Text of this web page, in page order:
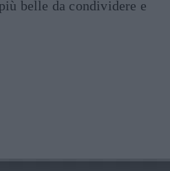
belle da condividere e